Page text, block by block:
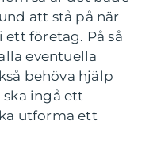
att stå på när
ett företag. På så
eventuella
behöva hjälp
ingå ett
utforma ett